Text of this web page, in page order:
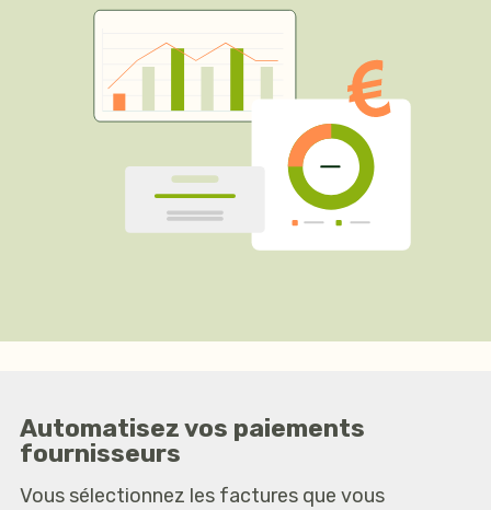
Automatisez vos paiements
fournisseurs
Vous sélectionnez les factures que vous